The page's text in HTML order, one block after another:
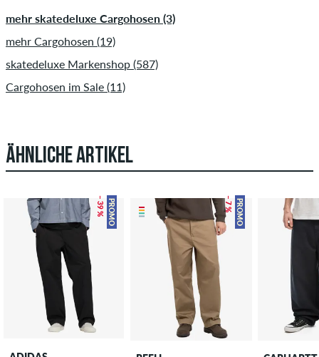
mehr skatedeluxe Cargohosen (3)
mehr Cargohosen (19)
skatedeluxe Markenshop (587)
Cargohosen im Sale (11)
ÄHNLICHE ARTIKEL
PROMO
– 39 % PROMO
– 7 %